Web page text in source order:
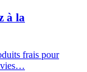
à la
frais pour